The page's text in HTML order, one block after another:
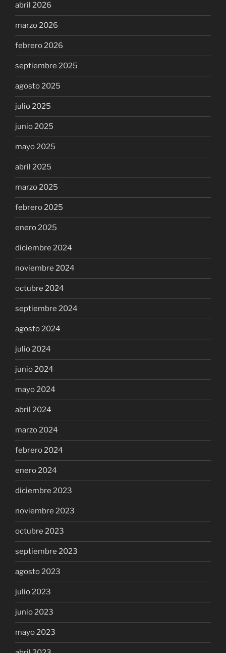
abril 2026
marzo 2026
febrero 2026
septiembre 2025
agosto 2025
julio 2025
junio 2025
mayo 2025
abril 2025
marzo 2025
febrero 2025
enero 2025
diciembre 2024
noviembre 2024
octubre 2024
septiembre 2024
agosto 2024
julio 2024
junio 2024
mayo 2024
abril 2024
marzo 2024
febrero 2024
enero 2024
diciembre 2023
noviembre 2023
octubre 2023
septiembre 2023
agosto 2023
julio 2023
junio 2023
mayo 2023